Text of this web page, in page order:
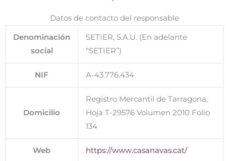
Datos de contacto del responsable
Denominación
social
SETIER, S.A.U. (En adelante
“SETIER”)
NIF A-43.776.434
Domicilio
Registro Mercantil de Tarragona,
Hoja T-29576 Volumen 2010 Folio
134
Web https://www.casanavas.cat/